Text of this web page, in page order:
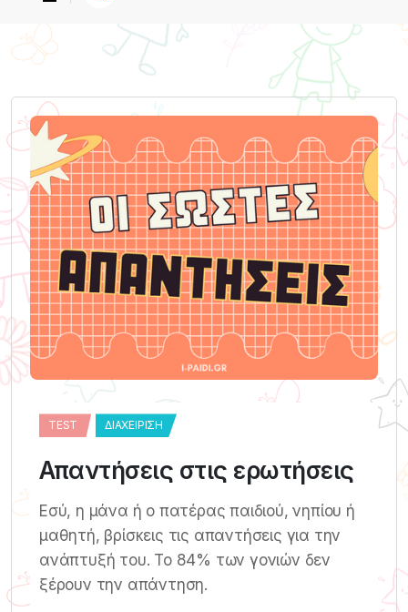
TEST ΔΙΑΧΕΊΡΙΣΗ
Απαντήσεις στις ερωτήσεις
Εσύ, η μάνα ή ο πατέρας παιδιού, νηπίου ή
μαθητή, βρίσκεις τις απαντήσεις για την
ανάπτυξή του. Το 84% των γονιών δεν
ξέρουν την απάντηση.